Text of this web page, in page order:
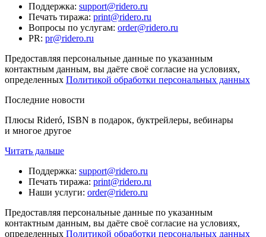
Поддержка: support@ridero.ru
Печать тиража: print@ridero.ru
Вопросы по услугам: order@ridero.ru
PR: pr@ridero.ru
Предоставляя персональные данные по указанным
контактным данным, вы даёте своё согласие на условиях,
определенных Политикой обработки персональных данных
Последние новости
Плюсы Rideró, ISBN в подарок, буктрейлеры, вебинары
и многое другое
Читать дальше
Поддержка: support@ridero.ru
Печать тиража: print@ridero.ru
Наши услуги: order@ridero.ru
Предоставляя персональные данные по указанным
контактным данным, вы даёте своё согласие на условиях,
определенных Политикой обработки персональных данных